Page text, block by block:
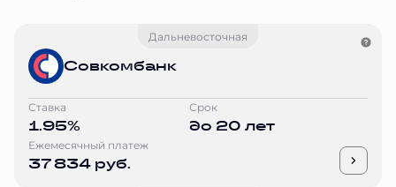
Дальневосточная
Совкомбанк
Ставка
1.95%
Срок
до 20 лет
Ежемесячный платеж
37 834 руб.